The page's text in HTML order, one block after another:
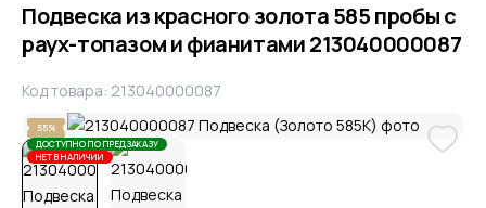
Подвеска из красного золота 585 пробы с
раух-топазом и фианитами 213040000087
Код товара: 213040000087
55%
ДОСТУПНО ПО ПРЕДЗАКАЗУ
НЕТ В НАЛИЧИИ